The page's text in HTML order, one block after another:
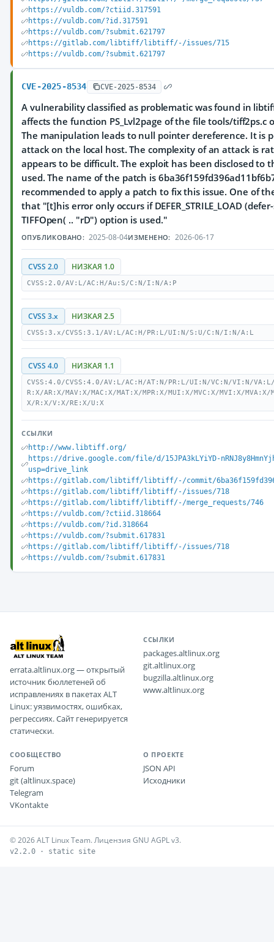
https://vuldb.com/?ctiid.317591
https://vuldb.com/?id.317591
https://vuldb.com/?submit.621797
https://gitlab.com/libtiff/libtiff/-/issues/715
https://vuldb.com/?submit.621797
CVE-2025-8534 CVE-2025-8534
A vulnerability classified as problematic was found in
affects the function PS_Lvl2page of the file tools/tiff2ps.c
The manipulation leads to null pointer dereference. It is
attack on the local host. The complexity of an attack is
appears to be difficult. The exploit has been disclosed to
used. The name of the patch is
recommended to apply a patch to fix this issue. One of
that "[t]his error only occurs if DEFER_STRILE_LOAD
TIFFOpen( .. "rD") option is used."
ОПУБЛИКОВАНО: 2025-08-04ИЗМЕНЕНО: 2026-06-17
CVSS 2.0 НИЗКАЯ 1.0
CVSS:2.0/AV:L/AC:H/Au:S/C:N/I:N/A:P
CVSS 3.x НИЗКАЯ 2.5
CVSS:3.x/CVSS:3.1/AV:L/AC:H/PR:L/UI:N/S:U/C:N/I:N/A:L
CVSS 4.0 НИЗКАЯ 1.1
CVSS:4.0/CVSS:4.0/AV:L/AC:H/AT:N/PR:L/UI:N/VC:N/VI:N/
R:X/AR:X/MAV:X/MAC:X/MAT:X/MPR:X/MUI:X/MVC:X/MVI:X/
X/R:X/V:X/RE:X/U:X
ССЫЛКИ
http://www.libtiff.org/
https://drive.google.com/file/d/15JPA3kLYiYD-
usp=drive_link
https://gitlab.com/libtiff/libtiff/-/commit/
https://gitlab.com/libtiff/libtiff/-/issues/718
https://gitlab.com/libtiff/libtiff/-/merge_requests/746
https://vuldb.com/?ctiid.318664
https://vuldb.com/?id.318664
https://vuldb.com/?submit.617831
https://gitlab.com/libtiff/libtiff/-/issues/718
https://vuldb.com/?submit.617831
errata.altlinux.org — открытый
источник бюллетеней об
исправлениях в пакетах ALT
Linux: уязвимостях, ошибках,
регрессиях. Сайт генерируется
статически.
ССЫЛКИ
packages.altlinux.org
git.altlinux.org
bugzilla.altlinux.org
www.altlinux.org
СООБЩЕСТВО
Forum
git (altlinux.space)
Telegram
VKontakte
О ПРОЕКТЕ
JSON API
Исходники
© 2026 ALT Linux Team. Лицензия GNU AGPL v3.
v2.2.0 · static site